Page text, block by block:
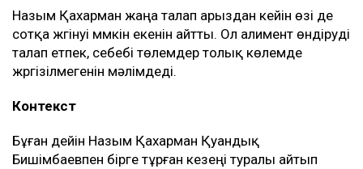
Назым Қахарман жаңа талап арыздан кейін өзі де
сотқа жүгінуі мүмкін екенін айтты. Ол алимент өндіруді
талап етпек, себебі төлемдер толық көлемде
жүргізілмегенін мәлімдеді.
Контекст
Бұған дейін Назым Қахарман Қуандық
Бишімбаевпен бірге тұрған кезеңі туралы айтып